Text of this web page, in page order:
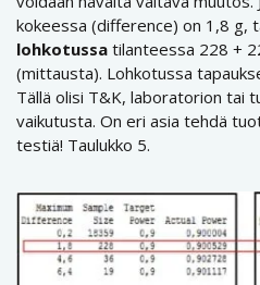
kokeessa (difference) on 1,8 g,
lohkotussa tilanteessa 228 +
(mittausta). Lohkotussa
Tällä olisi T&K, laboratorion tai
vaikutusta. On eri asia tehdä
testiä! Taulukko 5.